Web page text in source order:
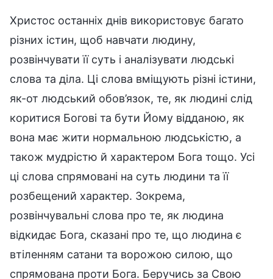
Христос останніх днів використовує багато
різних істин, щоб навчати людину,
розвінчувати її суть і аналізувати людські
слова та діла. Ці слова вміщують різні істини,
як-от людський обов’язок, те, як людині слід
коритися Богові та бути Йому відданою, як
вона має жити нормальною людськістю, а
також мудрістю й характером Бога тощо. Усі
ці слова спрямовані на суть людини та її
розбещений характер. Зокрема,
розвінчувальні слова про те, як людина
відкидає Бога, сказані про те, що людина є
втіленням сатани та ворожою силою, що
спрямована проти Бога. Беручись за Свою